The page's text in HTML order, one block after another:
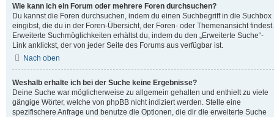
Wie kann ich ein Forum oder mehrere Foren durchsuchen?
Du kannst die Foren durchsuchen, indem du einen Suchbegriff in die Suchbox
eingibst, die du in der Foren-Übersicht, der Foren- oder Themenansicht findest.
Erweiterte Suchmöglichkeiten erhältst du, indem du den „Erweiterte Suche“-
Link anklickst, der von jeder Seite des Forums aus verfügbar ist.
Nach oben
Weshalb erhalte ich bei der Suche keine Ergebnisse?
Deine Suche war möglicherweise zu allgemein gehalten und enthielt zu viele
gängige Wörter, welche von phpBB nicht indiziert werden. Stelle eine
spezifischere Anfrage und benutze die Optionen, die dir die erweiterte Suche